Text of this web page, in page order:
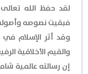
لقد حفظ الله
فبقيت نصوصه
وقد أثر الإسلام
والقيم الأخلاقية
إن رسالته عالمية